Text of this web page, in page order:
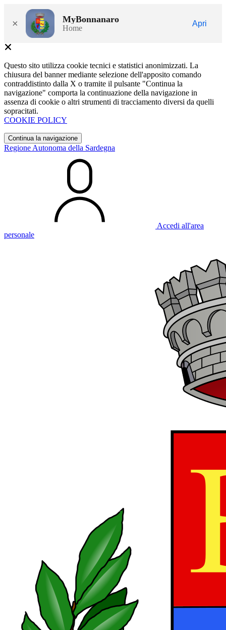
× MyBonnanaro
Home
Apri
Questo sito utilizza cookie tecnici e statistici anonimizzati. La
chiusura del banner mediante selezione dell'apposito comando
contraddistinto dalla X o tramite il pulsante "Continua la
navigazione" comporta la continuazione della navigazione in
assenza di cookie o altri strumenti di tracciamento diversi da quelli
sopracitati.
COOKIE POLICY
Continua la navigazione
Regione Autonoma della Sardegna
Accedi all'area
personale